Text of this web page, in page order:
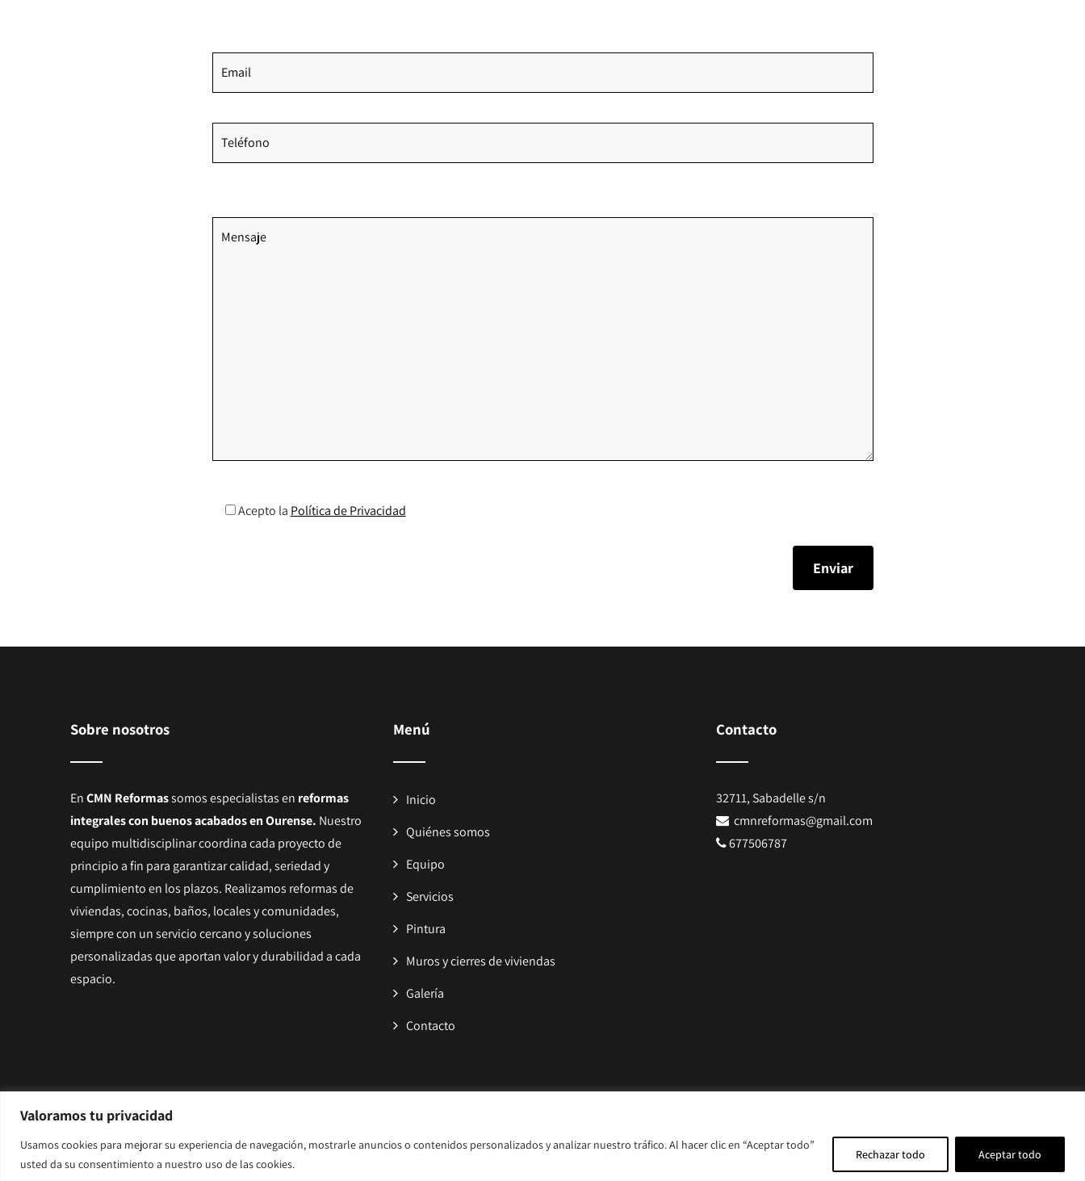
Valoramos tu privacidad
Usamos cookies para mejorar su experiencia de navegación, mostrarle anuncios o contenidos personalizados y analizar nuestro tráfico. Al hacer clic en “Aceptar todo”
usted da su consentimiento a nuestro uso de las cookies.
Rechazar todo Aceptar todo
Acepto la Política de Privacidad
Sobre nosotros
EnCMN Reformassomos especialistas en reformas
integrales con buenos acabados en Ourense. Nuestro
equipo multidisciplinar coordina cada proyecto de
principio a fin para garantizar calidad, seriedad y
cumplimiento en los plazos. Realizamos reformas de
viviendas, cocinas, baños, locales y comunidades,
siempre con un servicio cercano y soluciones
personalizadas que aportan valor y durabilidad a cada
espacio.
Menú
Inicio
Quiénes somos
Equipo
Servicios
Pintura
Muros y cierres de viviendas
Galería
Contacto
Contacto
32711, Sabadelle s/n
cmnreformas@gmail.com
677506787
© Copyright 2025 | CMN Reformas |
Diseñado porCitiservi Media